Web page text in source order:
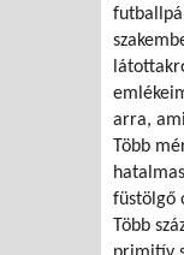
arra,
Több
füstölgő
Több